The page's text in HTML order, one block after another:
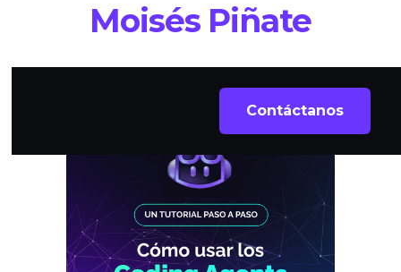
Moisés Piñate
Contáctanos